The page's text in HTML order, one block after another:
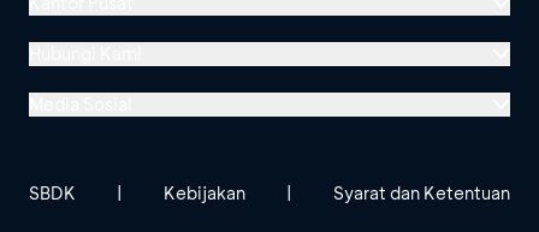
Menara BCA, Grand Indonesia
Jl. MH Thamrin No. 1
SBDK | Kebijakan | Syarat dan Ketentuan